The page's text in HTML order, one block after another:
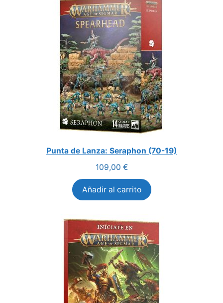
Punta de Lanza: Seraphon (70-19)
109,00 €
Añadir al carrito